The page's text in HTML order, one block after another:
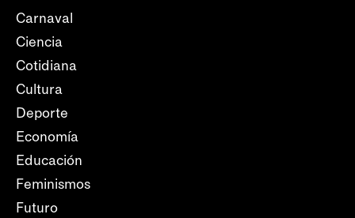
Carnaval
Ciencia
Cotidiana
Cultura
Deporte
Economía
Educación
Feminismos
Futuro